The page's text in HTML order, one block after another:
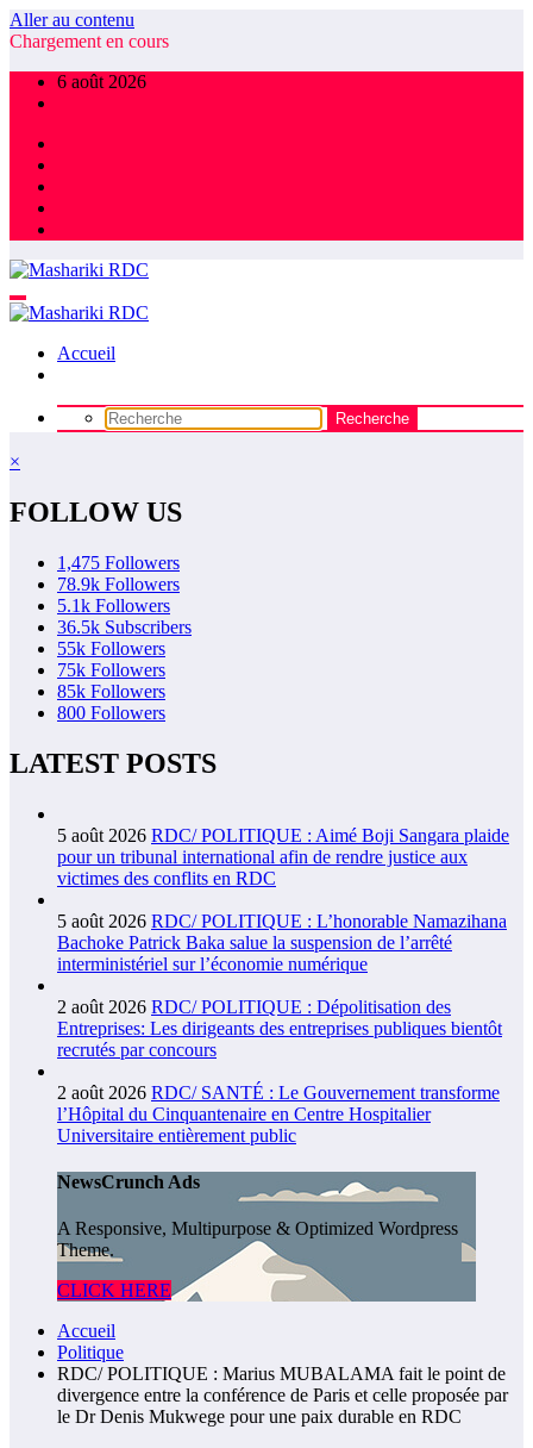
Aller au contenu
Chargement en cours
6 août 2026
Accueil
×
FOLLOW US
1,475 Followers
78.9k Followers
5.1k Followers
36.5k Subscribers
55k Followers
75k Followers
85k Followers
800 Followers
LATEST POSTS
5 août 2026 RDC/ POLITIQUE : Aimé Boji Sangara plaide
pour un tribunal international afin de rendre justice aux
victimes des conflits en RDC
5 août 2026 RDC/ POLITIQUE : L’honorable Namazihana
Bachoke Patrick Baka salue la suspension de l’arrêté
interministériel sur l’économie numérique
2 août 2026 RDC/ POLITIQUE : Dépolitisation des
Entreprises: Les dirigeants des entreprises publiques bientôt
recrutés par concours
2 août 2026 RDC/ SANTÉ : Le Gouvernement transforme
l’Hôpital du Cinquantenaire en Centre Hospitalier
Universitaire entièrement public
NewsCrunch Ads
A Responsive, Multipurpose & Optimized Wordpress
Theme.
CLICK HERE
Accueil
Politique
RDC/ POLITIQUE : Marius MUBALAMA fait le point de
divergence entre la conférence de Paris et celle proposée par
le Dr Denis Mukwege pour une paix durable en RDC